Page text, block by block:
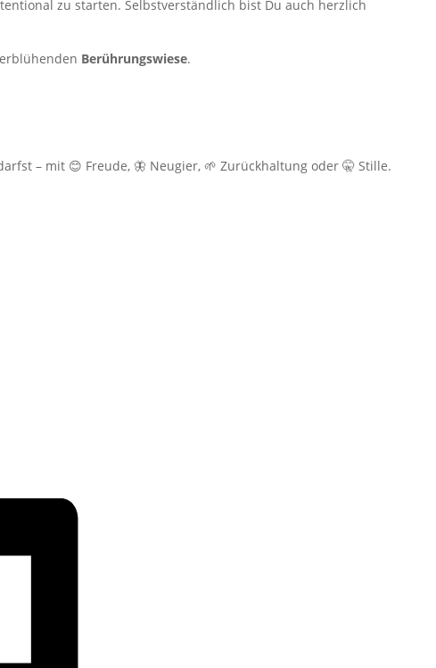
zu starten. Selbstverständlich bist Du auch herzlich
Berührungswiese.
– mit 😊 Freude, 🦋 Neugier, 🌱 Zurückhaltung oder 🤫 Stille.